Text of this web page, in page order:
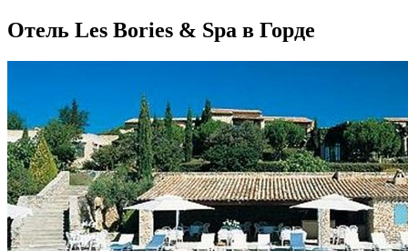
Отель Les Bories & Spa в Горде